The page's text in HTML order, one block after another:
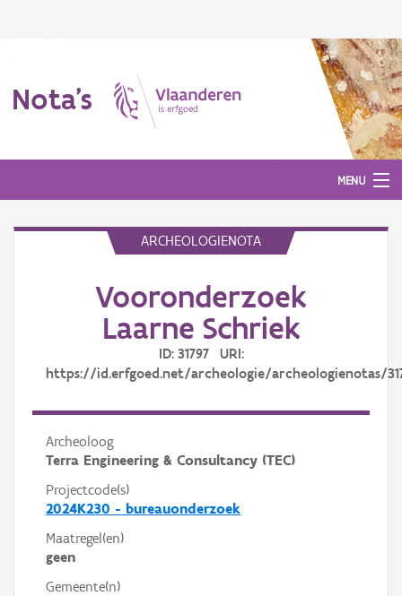
Nota's
MENU
ARCHEOLOGIENOTA
Vooronderzoek
Laarne Schriek
ID: 31797 URI:
https://id.erfgoed.net/archeologie/archeologienotas/
Archeoloog
Terra Engineering & Consultancy (TEC)
Projectcode(s)
2024K230 - bureauonderzoek
Maatregel(en)
geen
Gemeente(n)